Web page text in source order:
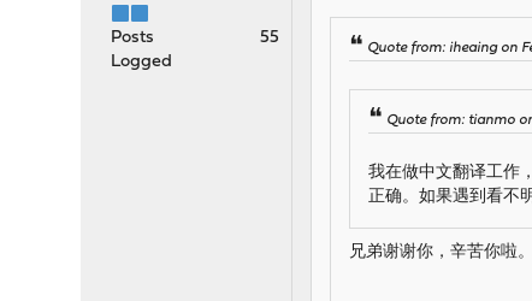
Posts
55
Logged
Quote from: iheaing on
Quote from: tianmo
我在做中文翻译工作
正确。如果遇到看不
兄弟谢谢你，辛苦你啦。